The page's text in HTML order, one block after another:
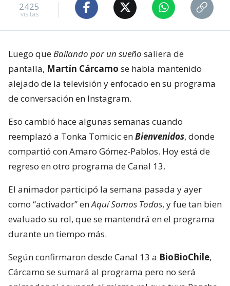
2425
visitas
Luego queBailando por un sueño saliera de
pantalla, Martín Cárcamo se había mantenido
alejado de la televisión y enfocado en su programa
de conversación en Instagram.
Eso cambió hace algunas semanas cuando
reemplazó a Tonka Tomicic enBienvenidos, donde
compartió con Amaro Gómez-Pablos. Hoy está de
regreso en otro programa de Canal 13.
El animador participó la semana pasada y ayer
como “activador” enAquí Somos Todos, y fue tan bien
evaluado su rol, que se mantendrá en el programa
durante un tiempo más.
Según confirmaron desde Canal 13 a BioBioChile,
Cárcamo se sumará al programa pero no será